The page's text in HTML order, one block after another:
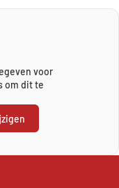
voor
om dit te